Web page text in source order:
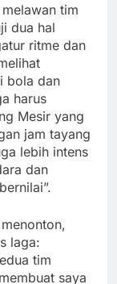
tim
dua hal
ritme dan
bola dan
harus
Mesir yang
jam tayang
lebih intens
dan
laga:
tim
saya